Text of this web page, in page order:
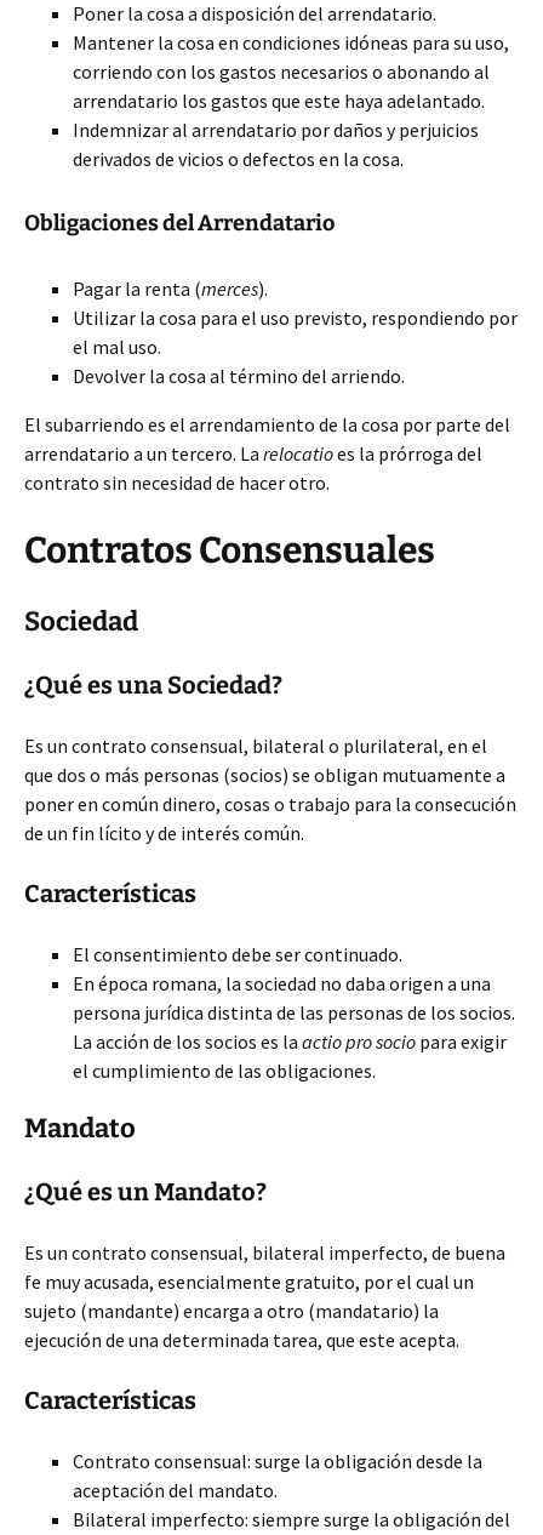
Poner la cosa a disposición del arrendatario.
Mantener la cosa en condiciones idóneas para su uso,
corriendo con los gastos necesarios o abonando al
arrendatario los gastos que este haya adelantado.
Indemnizar al arrendatario por daños y perjuicios
derivados de vicios o defectos en la cosa.
Obligaciones del Arrendatario
Pagar la renta (merces).
Utilizar la cosa para el uso previsto, respondiendo por
el mal uso.
Devolver la cosa al término del arriendo.
El subarriendo es el arrendamiento de la cosa por parte del
arrendatario a un tercero. La relocatioes la prórroga del
contrato sin necesidad de hacer otro.
Contratos Consensuales
Sociedad
¿Qué es una Sociedad?
Es un contrato consensual, bilateral o plurilateral, en el
que dos o más personas (socios) se obligan mutuamente a
poner en común dinero, cosas o trabajo para la consecución
de un fin lícito y de interés común.
Características
El consentimiento debe ser continuado.
En época romana, la sociedad no daba origen a una
persona jurídica distinta de las personas de los socios.
La acción de los socios es la actio pro socio para exigir
el cumplimiento de las obligaciones.
Mandato
¿Qué es un Mandato?
Es un contrato consensual, bilateral imperfecto, de buena
fe muy acusada, esencialmente gratuito, por el cual un
sujeto (mandante) encarga a otro (mandatario) la
ejecución de una determinada tarea, que este acepta.
Características
Contrato consensual: surge la obligación desde la
aceptación del mandato.
Bilateral imperfecto: siempre surge la obligación del